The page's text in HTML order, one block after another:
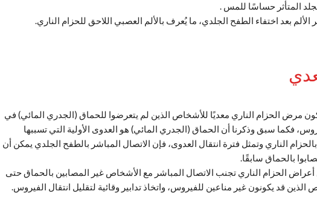
المتأثر حساسًا للمس .
بعد اختفاء الطفح الجلدي، ما يُعرف بالألم العصبي اللاحق للحزام الناري.
مرض الحزام الناري معديًا للأشخاص الذين لم يتعرضوا للحماق (الجدري المائي) في
فكما سبق وذكرنا أن الحماق (الجدري المائي) هو العدوى الأولية التي تسببها
الناري وتمثل فترة انتقال العدوى، فإن الاتصال المباشر بالطفح الجلدي يمكن أن
بالحماق سابقًا.
الحزام الناري تجنب الاتصال المباشر مع الأشخاص غير المصابين بالحماق حتى
قد يكونون غير مناعين للفيروس، واتخاذ تدابير وقائية لتقليل انتقال الفيروس.